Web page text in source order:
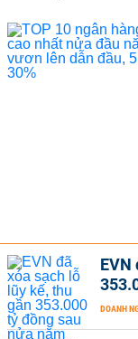
EVN
DOANH